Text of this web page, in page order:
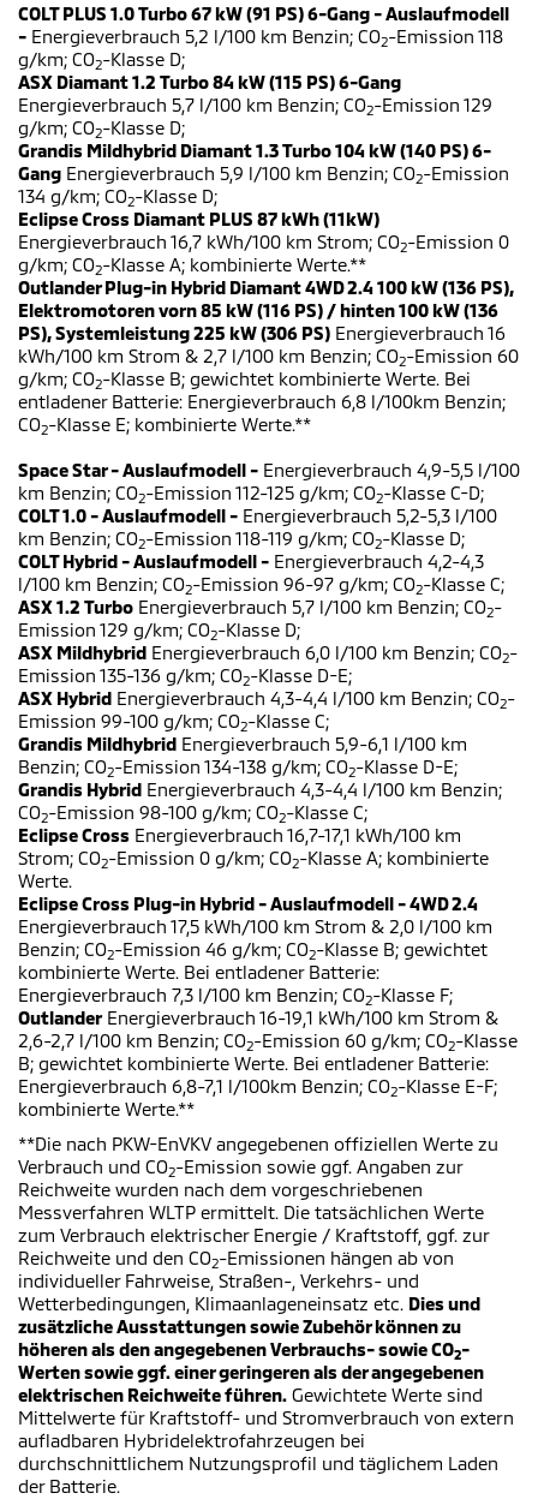
COLT PLUS 1.0 Turbo 67 kW (91 PS) 6-Gang - Auslaufmodell
- Energieverbrauch 5,2 l/100 km Benzin; CO2-Emission 118
g/km; CO2-Klasse D;
ASX Diamant 1.2 Turbo 84 kW (115 PS) 6-Gang
Energieverbrauch 5,7 l/100 km Benzin; CO2-Emission 129
g/km; CO2-Klasse D;
Grandis Mildhybrid Diamant 1.3 Turbo 104 kW (140 PS) 6-
Gang Energieverbrauch 5,9 l/100 km Benzin; CO2-Emission
134 g/km; CO2-Klasse D;
Eclipse Cross Diamant PLUS 87 kWh (11kW)
Energieverbrauch 16,7 kWh/100 km Strom; CO2-Emission 0
g/km; CO2-Klasse A; kombinierte Werte.**
Outlander Plug-in Hybrid Diamant 4WD 2.4 100 kW (136 PS),
Elektromotoren vorn 85 kW (116 PS) / hinten 100 kW (136
PS), Systemleistung 225 kW (306 PS) Energieverbrauch 16
kWh/100 km Strom & 2,7 l/100 km Benzin; CO2-Emission 60
g/km; CO2-Klasse B; gewichtet kombinierte Werte. Bei
entladener Batterie: Energieverbrauch 6,8 l/100km Benzin;
CO2-Klasse E; kombinierte Werte.**
Space Star - Auslaufmodell - Energieverbrauch 4,9-5,5 l/100
km Benzin; CO2-Emission 112-125 g/km; CO2-Klasse C-D;
COLT 1.0 - Auslaufmodell - Energieverbrauch 5,2-5,3 l/100
km Benzin; CO2-Emission 118-119 g/km; CO2-Klasse D;
COLT Hybrid - Auslaufmodell - Energieverbrauch 4,2-4,3
l/100 km Benzin; CO2-Emission 96-97 g/km; CO2-Klasse C;
ASX 1.2 Turbo Energieverbrauch 5,7 l/100 km Benzin; CO2-
Emission 129 g/km; CO2-Klasse D;
ASX Mildhybrid Energieverbrauch 6,0 l/100 km Benzin; CO2-
Emission 135-136 g/km; CO2-Klasse D-E;
ASX Hybrid Energieverbrauch 4,3-4,4 l/100 km Benzin; CO2-
Emission 99-100 g/km; CO2-Klasse C;
Grandis Mildhybrid Energieverbrauch 5,9-6,1 l/100 km
Benzin; CO2-Emission 134-138 g/km; CO2-Klasse D-E;
Grandis Hybrid Energieverbrauch 4,3-4,4 l/100 km Benzin;
CO2-Emission 98-100 g/km; CO2-Klasse C;
Eclipse Cross Energieverbrauch 16,7-17,1 kWh/100 km
Strom; CO2-Emission 0 g/km; CO2-Klasse A; kombinierte
Werte.
Eclipse Cross Plug-in Hybrid - Auslaufmodell - 4WD 2.4
Energieverbrauch 17,5 kWh/100 km Strom & 2,0 l/100 km
Benzin; CO2-Emission 46 g/km; CO2-Klasse B; gewichtet
kombinierte Werte. Bei entladener Batterie:
Energieverbrauch 7,3 l/100 km Benzin; CO2-Klasse F;
Outlander Energieverbrauch 16-19,1 kWh/100 km Strom &
2,6-2,7 l/100 km Benzin; CO2-Emission 60 g/km; CO2-Klasse
B; gewichtet kombinierte Werte. Bei entladener Batterie:
Energieverbrauch 6,8-7,1 l/100km Benzin; CO2-Klasse E-F;
kombinierte Werte.**
**Die nach PKW-EnVKV angegebenen offiziellen Werte zu
Verbrauch und CO2-Emission sowie ggf. Angaben zur
Reichweite wurden nach dem vorgeschriebenen
Messverfahren WLTP ermittelt. Die tatsächlichen Werte
zum Verbrauch elektrischer Energie / Kraftstoff, ggf. zur
Reichweite und den CO2-Emissionen hängen ab von
individueller Fahrweise, Straßen-, Verkehrs- und
Wetterbedingungen, Klimaanlageneinsatz etc. Dies und
zusätzliche Ausstattungen sowie Zubehör können zu
höheren als den angegebenen Verbrauchs- sowie CO2-
Werten sowie ggf. einer geringeren als der angegebenen
elektrischen Reichweite führen. Gewichtete Werte sind
Mittelwerte für Kraftstoff- und Stromverbrauch von extern
aufladbaren Hybridelektrofahrzeugen bei
durchschnittlichem Nutzungsprofil und täglichem Laden
der Batterie.